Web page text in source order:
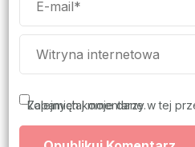
Zapamiętaj moje dane w tej przeglądarce podczas pisania kolejnych komentarzy.